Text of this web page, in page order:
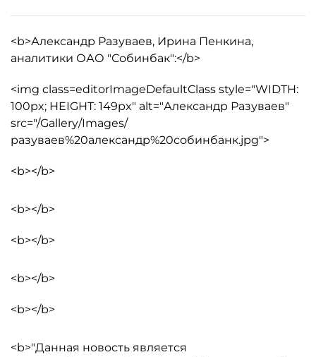
<b>Александр Разуваев, Ирина Пенкина,
аналитики ОАО "Собинбак":</b>
<img class=editorImageDefaultClass style="WIDTH:
100px; HEIGHT: 149px" alt="Александр Разуваев"
src="/Gallery/Images/
разуваев%20александр%20собинбанк.jpg">
<b></b>
<b></b>
<b></b>
<b></b>
<b></b>
<b>"Данная новость является